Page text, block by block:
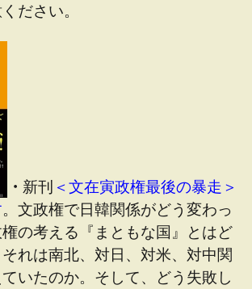
ださい。
・ 新刊 ＜文在寅政権最後の暴走＞
。文政権で日韓関係がどう変わっ
の考える『まともな国』とはど
れは南北、対日、対米、対中関
いたのか。そして、どう失敗し